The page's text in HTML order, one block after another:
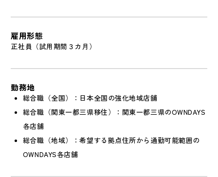
雇用形態
正社員（試用期間３カ月）
勤務地
総合職（全国）：日本全国の強化地域店舗
総合職（関東一都三県移住）：関東一都三県のOWNDAYS
各店舗
総合職（地域）：希望する拠点住所から通勤可能範囲の
OWNDAYS各店舗